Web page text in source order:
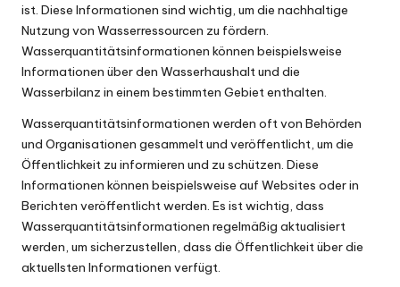
ist. Diese Informationen sind wichtig, um die nachhaltige
Nutzung von Wasserressourcen zu fördern.
Wasserquantitätsinformationen können beispielsweise
Informationen über den Wasserhaushalt und die
Wasserbilanz in einem bestimmten Gebiet enthalten.
Wasserquantitätsinformationen werden oft von Behörden
und Organisationen gesammelt und veröffentlicht, um die
Öffentlichkeit zu informieren und zu schützen. Diese
Informationen können beispielsweise auf Websites oder in
Berichten veröffentlicht werden. Es ist wichtig, dass
Wasserquantitätsinformationen regelmäßig aktualisiert
werden, um sicherzustellen, dass die Öffentlichkeit über die
aktuellsten Informationen verfügt.